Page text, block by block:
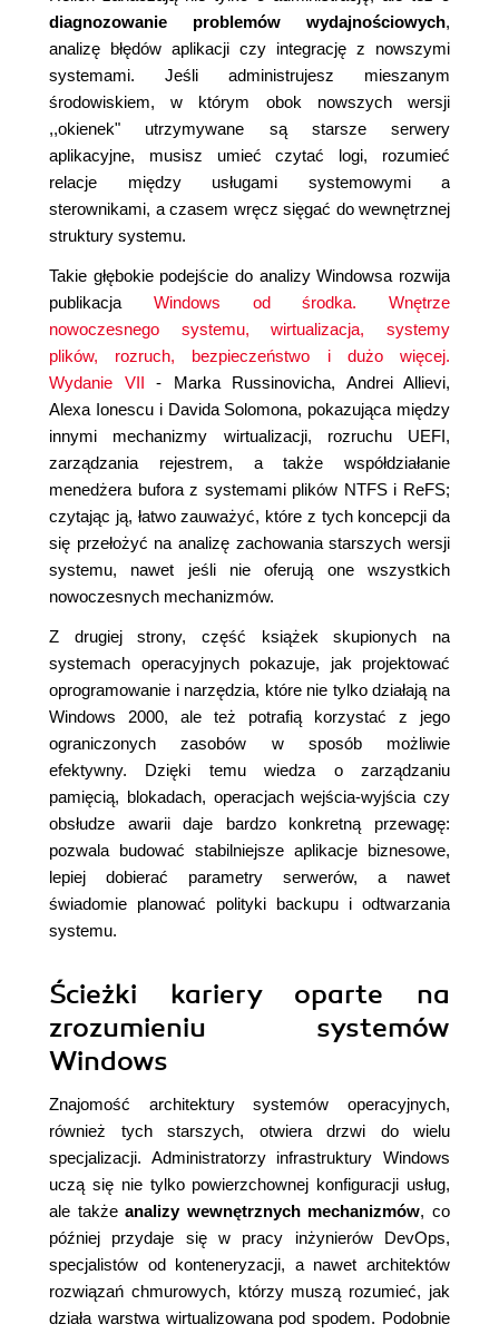
diagnozowanie problemów wydajnościowych,
analizę błędów aplikacji czy integrację z nowszymi
systemami. Jeśli administrujesz mieszanym
środowiskiem, w którym obok nowszych wersji
,,okienek" utrzymywane są starsze serwery
aplikacyjne, musisz umieć czytać logi, rozumieć
relacje między usługami systemowymi a
sterownikami, a czasem wręcz sięgać do wewnętrznej
struktury systemu.
Takie głębokie podejście do analizy Windowsa rozwija
publikacja Windows od środka. Wnętrze
nowoczesnego systemu, wirtualizacja, systemy
plików, rozruch, bezpieczeństwo i dużo więcej.
Wydanie VII - Marka Russinovicha, Andrei Allievi,
Alexa Ionescu i Davida Solomona, pokazująca między
innymi mechanizmy wirtualizacji, rozruchu UEFI,
zarządzania rejestrem, a także współdziałanie
menedżera bufora z systemami plików NTFS i ReFS;
czytając ją, łatwo zauważyć, które z tych koncepcji da
się przełożyć na analizę zachowania starszych wersji
systemu, nawet jeśli nie oferują one wszystkich
nowoczesnych mechanizmów.
Z drugiej strony, część książek skupionych na
systemach operacyjnych pokazuje, jak projektować
oprogramowanie i narzędzia, które nie tylko działają na
Windows 2000, ale też potrafią korzystać z jego
ograniczonych zasobów w sposób możliwie
efektywny. Dzięki temu wiedza o zarządzaniu
pamięcią, blokadach, operacjach wejścia-wyjścia czy
obsłudze awarii daje bardzo konkretną przewagę:
pozwala budować stabilniejsze aplikacje biznesowe,
lepiej dobierać parametry serwerów, a nawet
świadomie planować polityki backupu i odtwarzania
systemu.
Ścieżki kariery oparte na
zrozumieniu systemów
Windows
Znajomość architektury systemów operacyjnych,
również tych starszych, otwiera drzwi do wielu
specjalizacji. Administratorzy infrastruktury Windows
uczą się nie tylko powierzchownej konfiguracji usług,
ale takżeanalizy wewnętrznych mechanizmów, co
później przydaje się w pracy inżynierów DevOps,
specjalistów od konteneryzacji, a nawet architektów
rozwiązań chmurowych, którzy muszą rozumieć, jak
działa warstwa wirtualizowana pod spodem. Podobnie